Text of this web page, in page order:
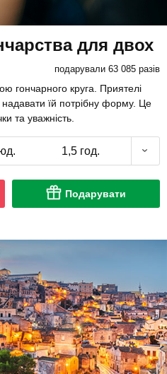
для двох
подарували 63 085 разів
гончарного круга. Приятелі
надавати їй потрібну форму. Це
та уважність.
1,5 год.
Подарувати